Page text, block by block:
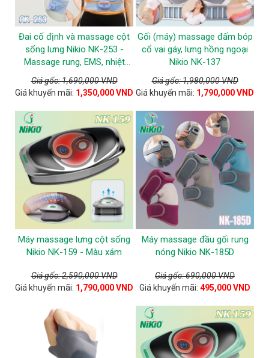
Đai cố định và massage cột
sống lưng Nikio NK-253 -
Massage rung, EMS, nhiệt
nóng
Giá gốc: 1,690,000 VND
Giá khuyến mãi: 1,350,000 VND
Gối (máy) massage đấm bóp
cổ vai gáy, lưng hồng ngoại
Nikio NK-137
Giá gốc: 1,980,000 VND
Giá khuyến mãi: 1,790,000 VND
Máy massage lưng cột sống
Nikio NK-159 - Màu xám
Giá gốc: 2,590,000 VND
Giá khuyến mãi: 1,790,000 VND
Máy massage đầu gối rung
nóng Nikio NK-185D
Giá gốc: 690,000 VND
Giá khuyến mãi: 495,000 VND